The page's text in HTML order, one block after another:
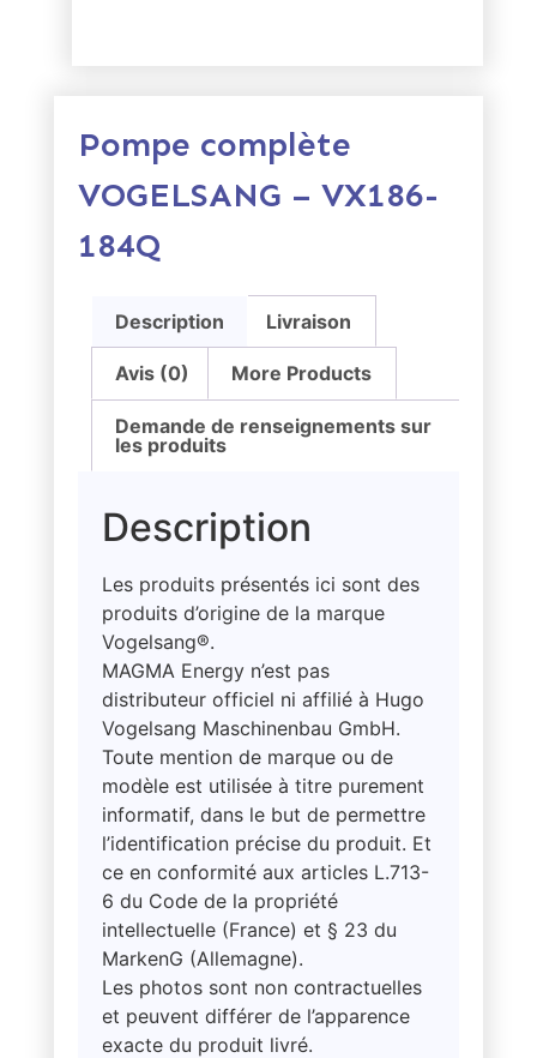
Pompe complète
VOGELSANG – VX186-
184Q
Description Livraison
Avis (0) More Products
Demande de renseignements sur
les produits
Description
Les produits présentés ici sont des
produits d’origine de la marque
Vogelsang®.
MAGMA Energy n’est pas
distributeur officiel ni affilié à Hugo
Vogelsang Maschinenbau GmbH.
Toute mention de marque ou de
modèle est utilisée à titre purement
informatif, dans le but de permettre
l’identification précise du produit. Et
ce en conformité aux articles L.713-
6 du Code de la propriété
intellectuelle (France) et § 23 du
MarkenG (Allemagne).
Les photos sont non contractuelles
et peuvent différer de l’apparence
exacte du produit livré.